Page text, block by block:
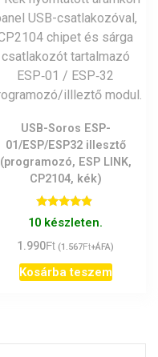
USB-Soros ESP-
01/ESP/ESP32 illesztő
(programozó, ESP LINK,
CP2104, kék)
Értékelés:
4.67
10 készleten.
1.990Ft (1.567Ft+ÁFA)
Kosárba teszem